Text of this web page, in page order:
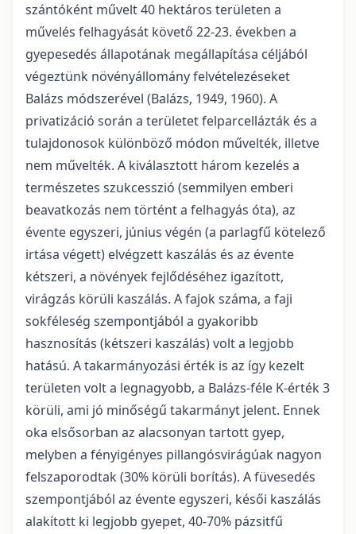
szántóként művelt 40 hektáros területen a
művelés felhagyását követő 22-23. években a
gyepesedés állapotának megállapítása céljából
végeztünk növényállomány felvételezéseket
Balázs módszerével (Balázs, 1949, 1960). A
privatizáció során a területet felparcellázták és a
tulajdonosok különböző módon művelték, illetve
nem művelték. A kiválasztott három kezelés a
természetes szukcesszió (semmilyen emberi
beavatkozás nem történt a felhagyás óta), az
évente egyszeri, június végén (a parlagfű kötelező
irtása végett) elvégzett kaszálás és az évente
kétszeri, a növények fejlődéséhez igazított,
virágzás körüli kaszálás. A fajok száma, a faji
sokféleség szempontjából a gyakoribb
hasznosítás (kétszeri kaszálás) volt a legjobb
hatású. A takarmányozási érték is az így kezelt
területen volt a legnagyobb, a Balázs-féle K-érték 3
körüli, ami jó minőségű takarmányt jelent. Ennek
oka elsősorban az alacsonyan tartott gyep,
melyben a fényigényes pillangósvirágúak nagyon
felszaporodtak (30% körüli borítás). A füvesedés
szempontjából az évente egyszeri, késői kaszálás
alakított ki legjobb gyepet, 40-70% pázsitfű